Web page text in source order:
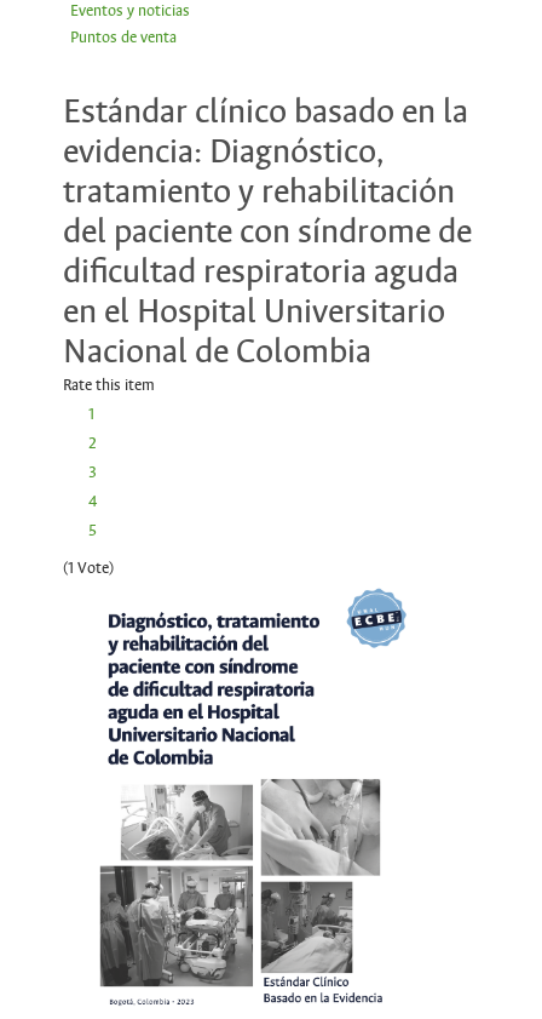
Eventos y noticias
Puntos de venta
Estándar clínico basado en la
evidencia: Diagnóstico,
tratamiento y rehabilitación
del paciente con síndrome de
dificultad respiratoria aguda
en el Hospital Universitario
Nacional de Colombia
Rate this item
1
2
3
4
5
(1 Vote)